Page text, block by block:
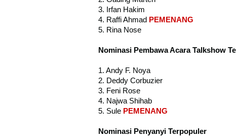
3. Irfan Hakim
4. Raffi Ahmad PEMENANG
5. Rina Nose
Nominasi Pembawa Acara Talkshow
1. Andy F. Noya
2. Deddy Corbuzier
3. Feni Rose
4. Najwa Shihab
5. Sule PEMENANG
Nominasi Penyanyi Terpopuler